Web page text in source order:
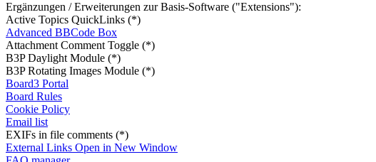
Ergänzungen / Erweiterungen zur Basis-Software ("Extensions"):
Active Topics QuickLinks (*)
Advanced BBCode Box
Attachment Comment Toggle (*)
B3P Daylight Module (*)
B3P Rotating Images Module (*)
Board3 Portal
Board Rules
Cookie Policy
Email list
EXIFs in file comments (*)
External Links Open in New Window